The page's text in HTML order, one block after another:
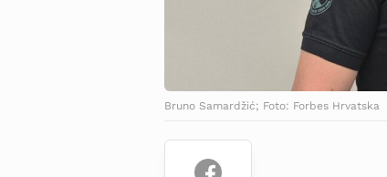
Bruno Samardžić; Foto: Forbes Hrvatska